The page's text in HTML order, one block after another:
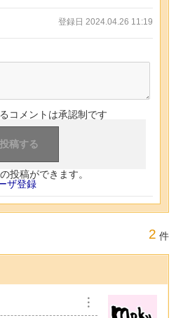
登録日 2024.04.26 11:19
コメントは承認制です
投稿ができます。
ザ登録
2 件
︙